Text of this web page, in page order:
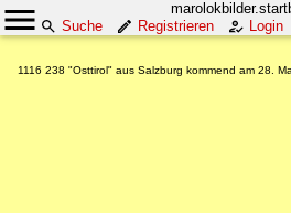
Suche
Registrieren Login
1116 238 "Osttirol" aus Salzburg kommend am 28.